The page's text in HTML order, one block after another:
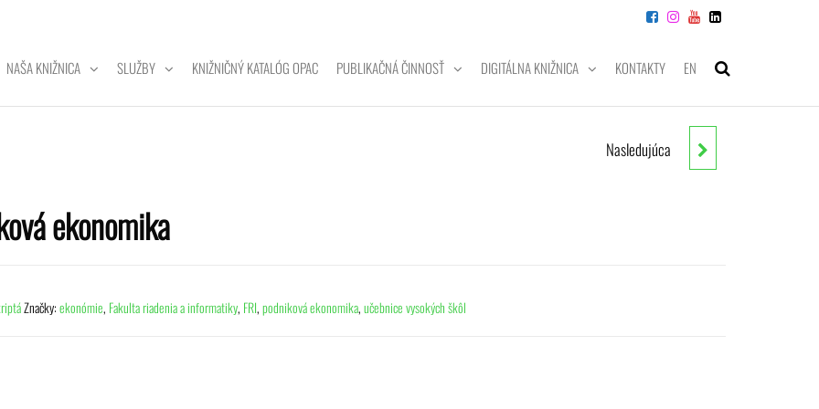
NAŠA KNIŽNICA SLUŽBY KNIŽNIČNÝ KATALÓG OPAC PUBLIKAČNÁ ČINNOSŤ DIGITÁLNA KNIŽNICA KONTAKTY EN
PODNIKOVÉ FINANCIENasledujúca
ekonomika
Značky:ekonómie, Fakulta riadenia a informatiky, FRI,podniková ekonomika,učebnice vysokých škôl